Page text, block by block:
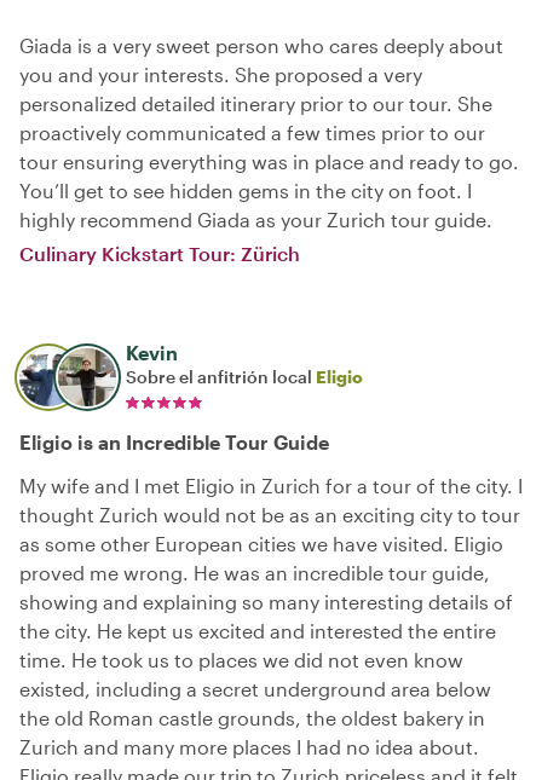
Giada is a very sweet person who cares deeply about
you and your interests. She proposed a very
personalized detailed itinerary prior to our tour. She
proactively communicated a few times prior to our
tour ensuring everything was in place and ready to go.
You’ll get to see hidden gems in the city on foot. I
highly recommend Giada as your Zurich tour guide.
Culinary Kickstart Tour: Zürich
Kevin
Sobre el anfitrión local Eligio
Eligio is an Incredible Tour Guide
My wife and I met Eligio in Zurich for a tour of the city. I
thought Zurich would not be as an exciting city to tour
as some other European cities we have visited. Eligio
proved me wrong. He was an incredible tour guide,
showing and explaining so many interesting details of
the city. He kept us excited and interested the entire
time. He took us to places we did not even know
existed, including a secret underground area below
the old Roman castle grounds, the oldest bakery in
Zurich and many more places I had no idea about.
Eligio really made our trip to Zurich priceless and it felt